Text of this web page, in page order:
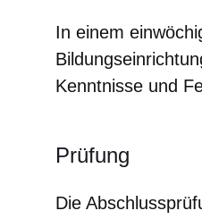
In einem
Kenntnisse und
Prüfung
Die